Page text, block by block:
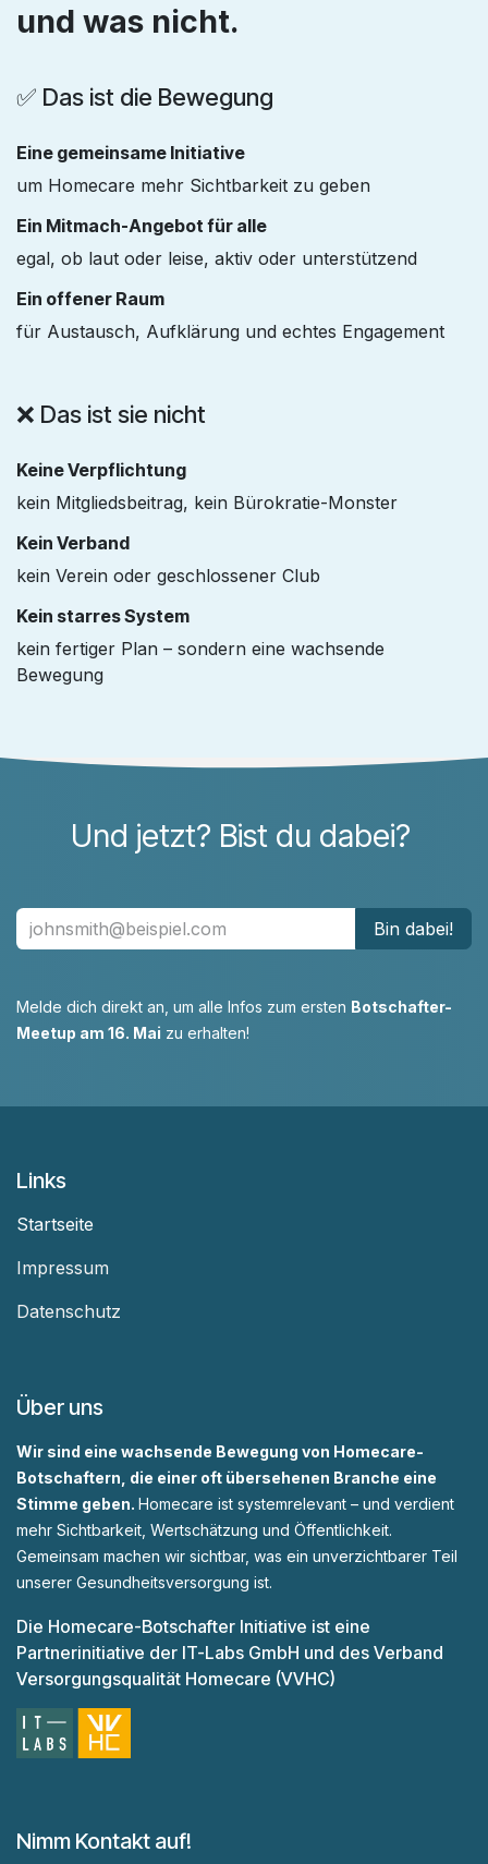
und was nicht.
✅ Das ist die Bewegung
Eine gemeinsame Initiative
um Homecare mehr Sichtbarkeit zu geben
Ein Mitmach-Angebot für alle
egal, ob laut oder leise, aktiv oder unterstützend
Ein offener Raum
für Austausch, Aufklärung und echtes Engagement
❌ Das ist sie nicht
Keine Verpflichtung
kein Mitgliedsbeitrag, kein Bürokratie-Monster
Kein Verband
kein Verein oder geschlossener Club
Kein starres System
kein fertiger Plan – sondern eine wachsende
Bewegung
Und jetzt? Bist du dabei?
Bin dabei!
Melde dich direkt an, um alle Infos zum ersten Botschafter-
Meetup am 16. Mai zu erhalten!
Links
Startseite
Impressum
Datenschutz
Über uns
Wir sind eine wachsende Bewegung von Homecare-
Botschaftern, die einer oft übersehenen Branche eine
Stimme geben. Homecare ist systemrelevant – und verdient
mehr Sichtbarkeit, Wertschätzung und Öffentlichkeit.
Gemeinsam machen wir sichtbar, was ein unverzichtbarer Teil
unserer Gesundheitsversorgung ist.
Die Homecare-Botschafter Initiative ist eine
Partnerinitiative der IT-Labs GmbH und des Verband
Versorgungsqualität Homecare (VVHC)
Nimm Kontakt auf!